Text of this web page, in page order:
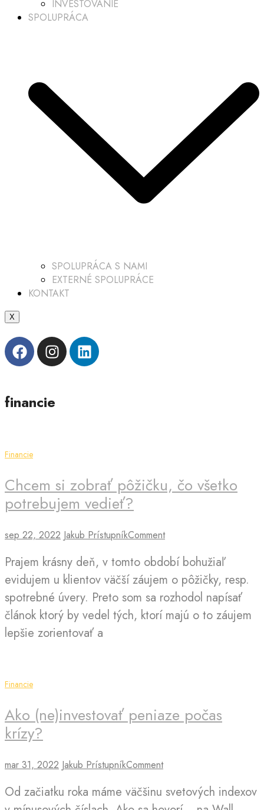
INVESTOVANIE
SPOLUPRÁCA
SPOLUPRÁCA S NAMI
EXTERNÉ SPOLUPRÁCE
KONTAKT
X
financie
Financie
Chcem si zobrať pôžičku, čo všetko
potrebujem vedieť?
sep 22, 2022 Jakub PrístupníkComment
Prajem krásny deň, v tomto období bohužiaľ
evidujem u klientov väčší záujem o pôžičky, resp.
spotrebné úvery. Preto som sa rozhodol napísať
článok ktorý by vedel tých, ktorí majú o to záujem
lepšie zorientovať a
Financie
Ako (ne)investovať peniaze počas
krízy?
mar 31, 2022 Jakub PrístupníkComment
Od začiatku roka máme väčšinu svetových indexov